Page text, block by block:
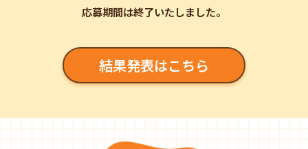
応募期間は終了いたしました。
結果発表はこちら